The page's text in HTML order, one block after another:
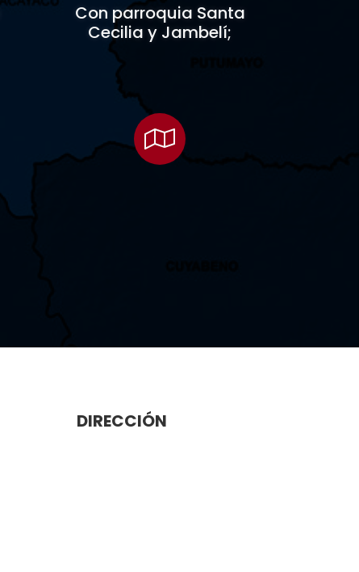
Con parroquia Santa
Cecilia y Jambelí;
DIRECCIÓN